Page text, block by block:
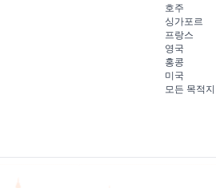
호주
싱가포르
프랑스
영국
홍콩
미국
모든 목적지